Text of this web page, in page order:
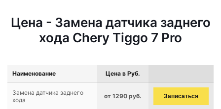
Цена - Замена датчика заднего
хода Chery Tiggo 7 Pro
Наименование Цена в Руб.
Замена датчика заднего
хода
от 1290 руб. Записаться